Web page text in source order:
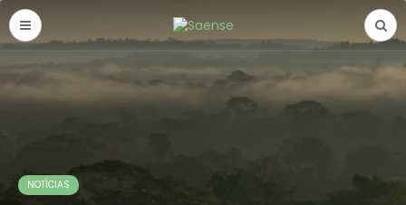
NOTÍCIAS